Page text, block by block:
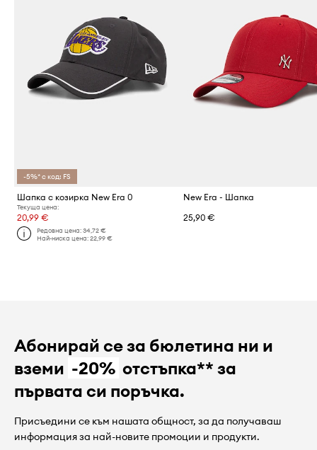
-5%* с код: FS
Шапка с козирка New Era 0
Текуща цена:
20,99 €
Редовна цена:34,72 €
Най-ниска цена:22,99 €
New Era - Шапка
25,90 €
Абонирай се за бюлетина ни и
вземи -20% отстъпка** за
първата си поръчка.
Присъедини се към нашата общност, за да получаваш
информация за най-новите промоции и продукти.